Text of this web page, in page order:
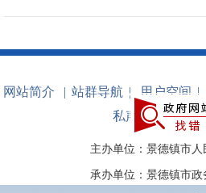
网站简介 | 站群导航 | 用户空间 |
私声明
不良
主办单位：景德镇市人
承办单位：景德镇市政